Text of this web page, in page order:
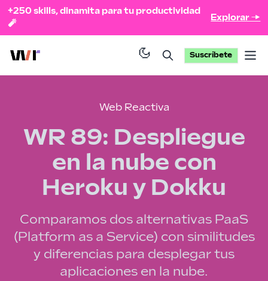
+250 skills, dinamita para tu productividad
🧨
Explorar →
Suscríbete
Web Reactiva
WR 89: Despliegue
en la nube con
Heroku y Dokku
Comparamos dos alternativas PaaS
(Platform as a Service) con similitudes
y diferencias para desplegar tus
aplicaciones en la nube.